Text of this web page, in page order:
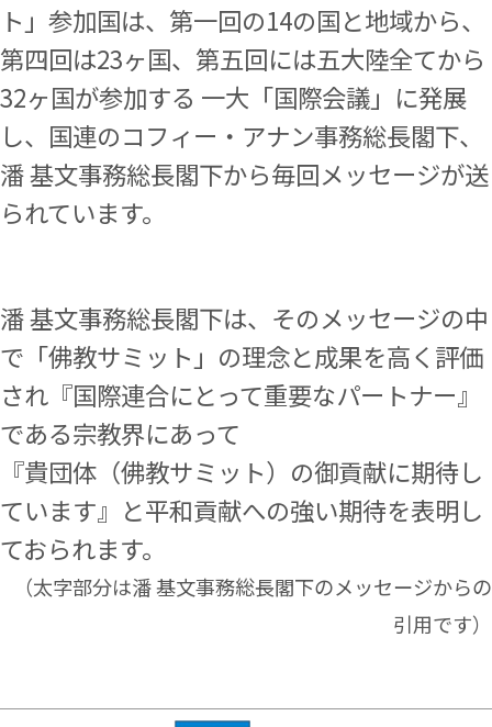
ト」参加国は、第一回の14の国と地域から、
第四回は23ヶ国、第五回には五大陸全てから
32ヶ国が参加する 一大「国際会議」に発展
し、国連のコフィー・アナン事務総長閣下、
潘 基文事務総長閣下から毎回メッセージが送
られています。
潘 基文事務総長閣下は、そのメッセージの中
で「佛教サミット」の理念と成果を高く評価
され『国際連合にとって重要なパートナー』
である宗教界にあって
『貴団体（佛教サミット）の御貢献に期待し
ています』と平和貢献への強い期待を表明し
ておられます。
（太字部分は潘 基文事務総長閣下のメッセージからの
引用です）